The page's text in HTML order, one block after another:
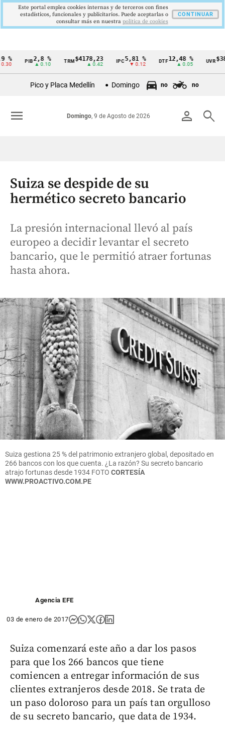
Cintillo
Colombia
PIB 2,8 %
▲ 0.10
TRM $4178,23
▲ 0.42
IPC 5,81 %
▼ 0.12
DTF 12,48 %
▲ 0.05
UVR
▲
Pico y Placa Medellín Domingo no no
person search
Domingo, 9 de Agosto de 2026
menu
Suiza se despide de su
hermético secreto bancario
La presión internacional llevó al país
europeo a decidir levantar el secreto
bancario, que le permitió atraer fortunas
hasta ahora.
Suiza gestiona 25 % del patrimonio extranjero global, depositado en
266 bancos con los que cuenta. ¿La razón? Su secreto bancario
atrajo fortunas desde 1934 FOTO CORTESÍA
WWW.PROACTIVO.COM.PE
Agencia EFE
03 de enero de 2017
Suiza comenzará este año a dar los pasos
para que los 266 bancos que tiene
comiencen a entregar información de sus
clientes extranjeros desde 2018. Se trata de
un paso doloroso para un país tan orgulloso
de su secreto bancario, que data de 1934.
Este portal emplea cookies internas y de terceros con fines
estadísticos, funcionales y publicitarios. Puede aceptarlas o
consultar más en nuestra politica de cookies
CONTINUAR